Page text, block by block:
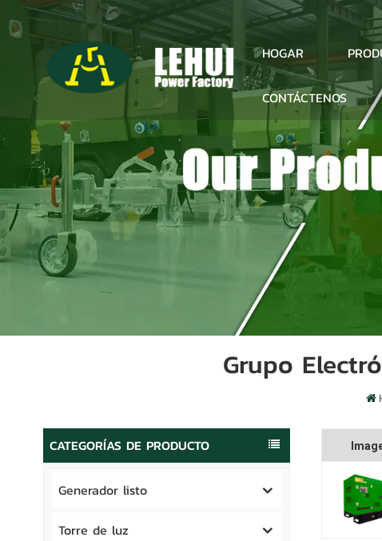
HOGAR
CONTÁCTENOS
Grupo
CATEGORÍAS DE PRODUCTO
Generador listo
Torre de luz